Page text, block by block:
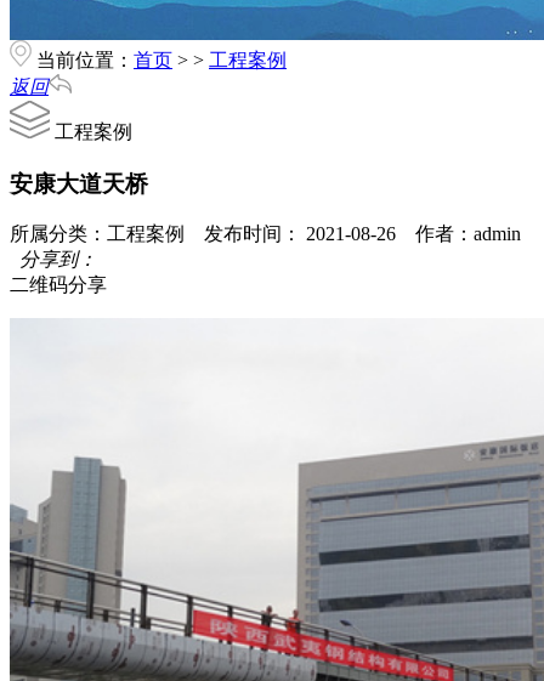
当前位置： 首页 > > 工程案例
返回
工程案例
安康大道天桥
所属分类：工程案例 发布时间： 2021-08-26 作者：admin
分享到：
二维码分享